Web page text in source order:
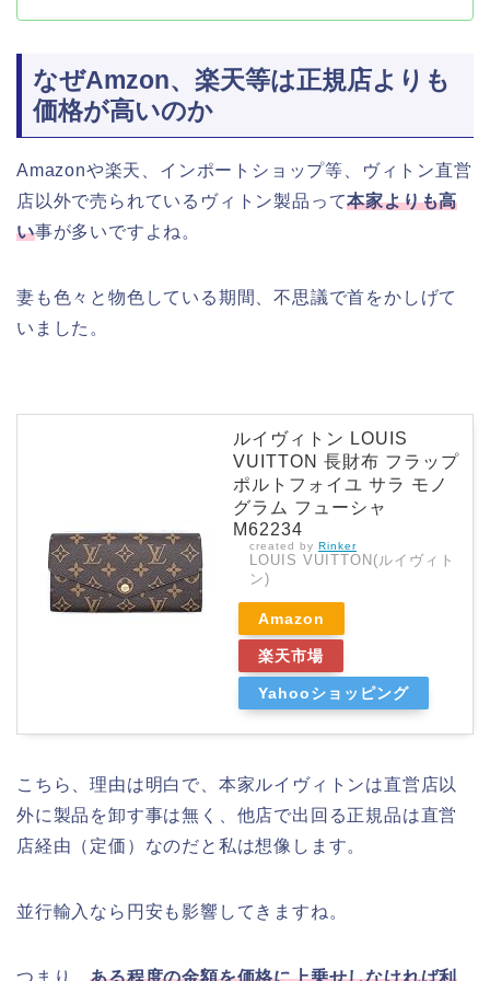
なぜAmzon、楽天等は正規店よりも
価格が高いのか
Amazonや楽天、インポートショップ等、ヴィトン直営
店以外で売られているヴィトン製品って本家よりも高
い事が多いですよね。
妻も色々と物色している期間、不思議で首をかしげて
いました。
ルイヴィトン LOUIS
VUITTON 長財布 フラップ
ポルトフォイユ サラ モノ
グラム フューシャ
M62234
created by Rinker
LOUIS VUITTON(ルイヴィト
ン)
Amazon
楽天市場
Yahooショッピング
こちら、理由は明白で、本家ルイヴィトンは直営店以
外に製品を卸す事は無く、他店で出回る正規品は直営
店経由（定価）なのだと私は想像します。
並行輸入なら円安も影響してきますね。
つまり、ある程度の金額を価格に上乗せしなければ利